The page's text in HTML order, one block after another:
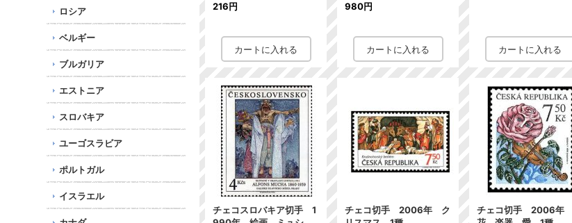
ロシア
ベルギー
ブルガリア
エストニア
スロバキア
ユーゴスラビア
ポルトガル
イスラエル
216円
980円
チェコスロバキア切手 1
チェコ切手 2006年 ク
チェコ切手 2006年